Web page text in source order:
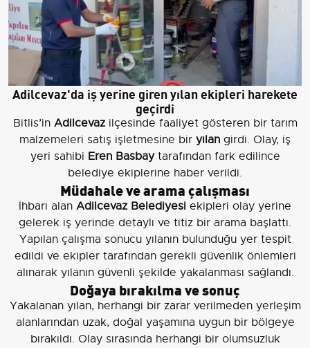
Adilcevaz'da iş yerine giren yılan ekipleri harekete
geçirdi
Bitlis’in Adilcevazilçesinde faaliyet gösteren bir tarım
malzemeleri satış işletmesine bir yılan girdi. Olay, iş
yeri sahibi Eren Basbaytarafından fark edilince
belediye ekiplerine haber verildi.
Müdahale ve arama çalışması
İhbarı alan Adilcevaz Belediyesi ekipleri olay yerine
gelerek iş yerinde detaylı ve titiz bir arama başlattı.
Yapılan çalışma sonucu yılanın bulunduğu yer tespit
edildi ve ekipler tarafından gerekli güvenlik önlemleri
alınarak yılanın güvenli şekilde yakalanması sağlandı.
Doğaya bırakılma ve sonuç
Yakalanan yılan, herhangi bir zarar verilmeden yerleşim
alanlarından uzak, doğal yaşamına uygun bir bölgeye
bırakıldı. Olay sırasında herhangi bir olumsuzluk